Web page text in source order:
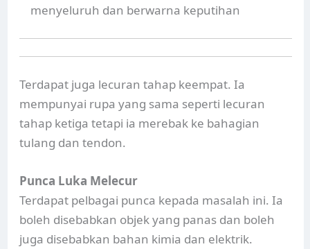
menyeluruh dan berwarna keputihan
Terdapat juga lecuran tahap keempat. Ia
mempunyai rupa yang sama seperti lecuran
tahap ketiga tetapi ia merebak ke bahagian
tulang dan tendon.
Punca Luka Melecur
Terdapat pelbagai punca kepada masalah ini. Ia
boleh disebabkan objek yang panas dan boleh
juga disebabkan bahan kimia dan elektrik.